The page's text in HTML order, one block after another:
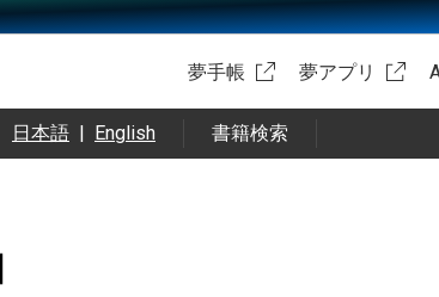
夢手帳 夢アプリ
日本語 | English 書籍検索